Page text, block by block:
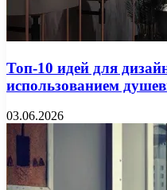
Топ-10 идей для
использованием
03.06.2026